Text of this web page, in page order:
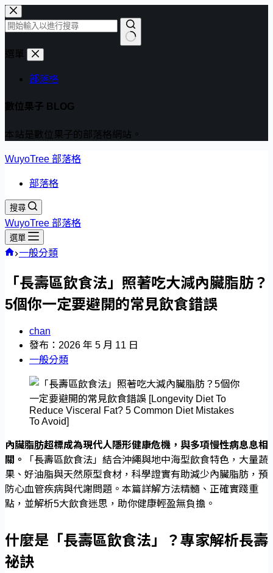
跳
至
要
找
合
件
的
選單
部落格
數位果子 BLOG
本站是數位果子的部落格網站。
WuyoTree 部落格
部落格
搜尋
WuyoTree 部落格
選單
首一般分類
「長壽區飲食法」照著吃大減內臟脂肪？
5個你一定要避開的常見飲食錯誤
chan
發布：2026 年 5 月 11 日
一般分類
內臟脂肪超標成為現代人隱形健康危機，與多項慢性病息息相
關。
「長壽區飲食法」結合沖繩與地中海型飲食特色，大量蔬
果、好油脂與天然原型食材，科學證實有助減少內臟脂肪，預
防心血管疾病與代謝問題。本篇詳解方法精髓、正確實踐重
點，並解析5大飲食迷思，助你健康輕盈無負擔。
什麼是「長壽區飲食法」？專家解析長壽
祕訣